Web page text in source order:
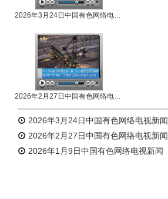
2026年3月24日中国有色网络电视新闻
2026年2月27日中国有色网络电视新闻
2026年3月24日中国有色网络电视新闻
2026年2月27日中国有色网络电视新闻
2026年1月9日中国有色网络电视新闻